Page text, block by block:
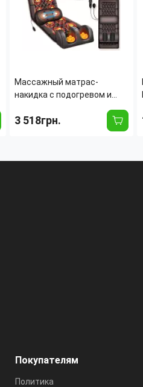
Массажный матрас-
накидка с подогревом и
всего тела (шея, спина,
3 518грн.
Покупателям
Политика